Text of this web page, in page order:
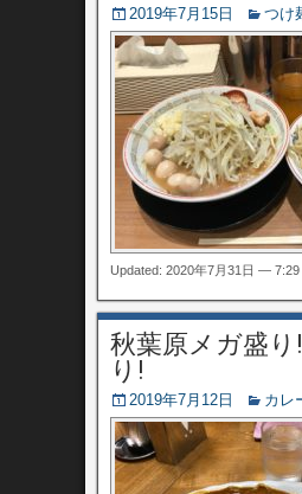
2019年7月15日 つけ
Updated: 2020年7月31日 — 7:29
秋葉原メガ盛
り!
2019年7月12日 カレ